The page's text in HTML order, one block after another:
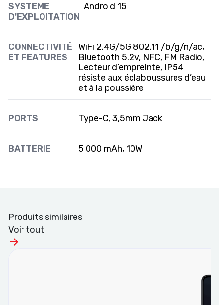
SYSTEME
D'EXPLOITATION
Android 15
CONNECTIVITÉ
ET FEATURES
WiFi 2.4G/5G 802.11 /b/g/n/ac,
Bluetooth 5.2v, NFC, FM Radio,
Lecteur d’empreinte, IP54
résiste aux éclaboussures d’eau
et à la poussière
PORTS Type-C, 3,5mm Jack
BATTERIE 5 000 mAh, 10W
Produits similaires
Voir tout